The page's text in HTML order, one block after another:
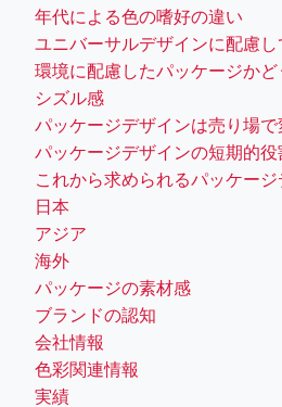
年代による色の嗜好の違い
ユニバーサルデザインに配慮し
環境に配慮したパッケージかど
シズル感
パッケージデザインは売り場で
パッケージデザインの短期的役
これから求められるパッケージ
日本
アジア
海外
パッケージの素材感
ブランドの認知
会社情報
色彩関連情報
実績